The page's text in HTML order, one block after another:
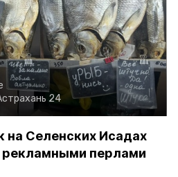
24
Селенских Исадах
рекламными перлами